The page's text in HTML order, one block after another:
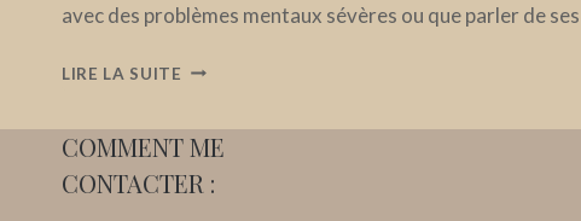
avec des problèmes mentaux sévères ou que parler de
LIRE LA SUITE MYTHES
RÉALITÉS
SUR
LA
COMMENT ME
CONTACTER :